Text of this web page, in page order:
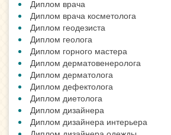
Диплом врача
Диплом врача косметолога
Диплом геодезиста
Диплом геолога
Диплом горного мастера
Диплом дерматовенеролога
Диплом дерматолога
Диплом дефектолога
Диплом диетолога
Диплом дизайнера
Диплом дизайнера интерьера